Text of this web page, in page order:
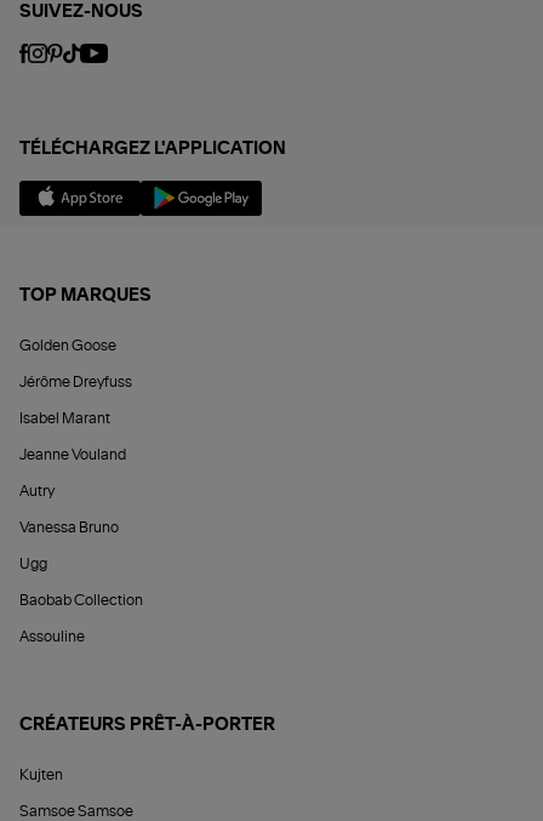
SUIVEZ-NOUS
TÉLÉCHARGEZ L'APPLICATION
TOP MARQUES
Golden Goose
Jérôme Dreyfuss
Isabel Marant
Jeanne Vouland
Autry
Vanessa Bruno
Ugg
Baobab Collection
Assouline
CRÉATEURS PRÊT-À-PORTER
Kujten
Samsoe Samsoe